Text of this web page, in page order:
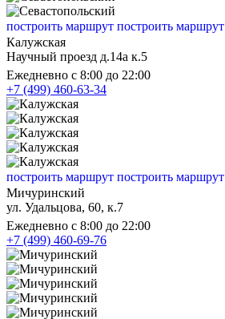
построить маршрут построить маршрут
Калужская
Научный проезд д.14а к.5
Ежедневно с 8:00 до 22:00
+7 (499) 460-63-34
построить маршрут построить маршрут
Мичуринский
ул. Удальцова, 60, к.7
Ежедневно с 8:00 до 22:00
+7 (499) 460-69-76